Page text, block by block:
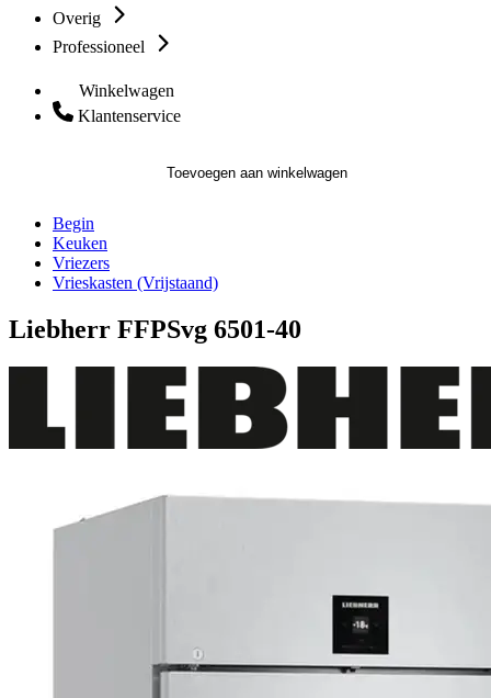
Overig
Professioneel
Winkelwagen
Klantenservice
Toevoegen aan winkelwagen
Begin
Keuken
Vriezers
Vrieskasten (Vrijstaand)
Liebherr FFPSvg 6501-40